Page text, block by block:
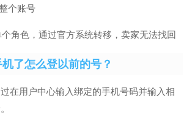
个账号
角色，通过官方系统转移，卖家无法找回
了怎么登以前的号？
在用户中心输入绑定的手机号码并输入相